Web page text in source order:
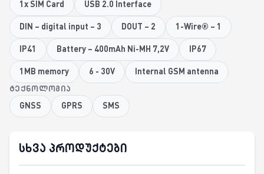
1x SIM Card USB 2.0 Interface
DIN – digital input – 3 DOUT – 2 1-Wire® – 1
IP41 Battery – 400mAh Ni-MH 7,2V IP67
1MB memory 6 - 30V Internal GSM antenna
ᲢᲔᲥᲜᲝᲚᲝᲒᲘᲐ
GNSS GPRS SMS
სხვა პროდუქტები